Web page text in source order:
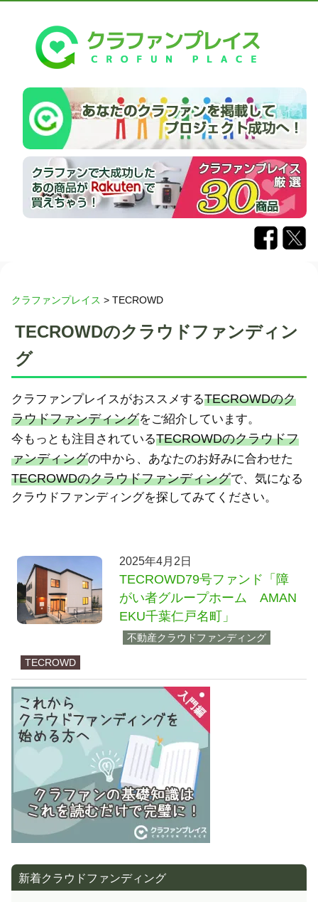
クラファンプレイス > TECROWD
TECROWDのクラウドファンディン
グ
クラファンプレイスがおススメするTECROWDのク
ラウドファンディングをご紹介しています。
今もっとも注目されているTECROWDのクラウドフ
ァンディングの中から、あなたのお好みに合わせた
TECROWDのクラウドファンディングで、気になる
クラウドファンディングを探してみてください。
2025年4月2日
TECROWD79号ファンド「障
がい者グループホーム AMAN
EKU千葉仁戸名町」
不動産クラウドファンディング
TECROWD
新着クラウドファンディング